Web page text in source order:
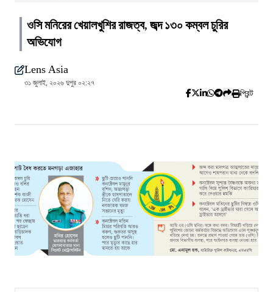
ওসি মনিরের খেয়ালখুশির রাজত্ব, জব্দ ১৩০ কম্বল চুরির
অভিযোগ
Lens Asia
৩১ জুলাই, ২০২৬ দুপুর ০২:২৭
প্রিন্ট